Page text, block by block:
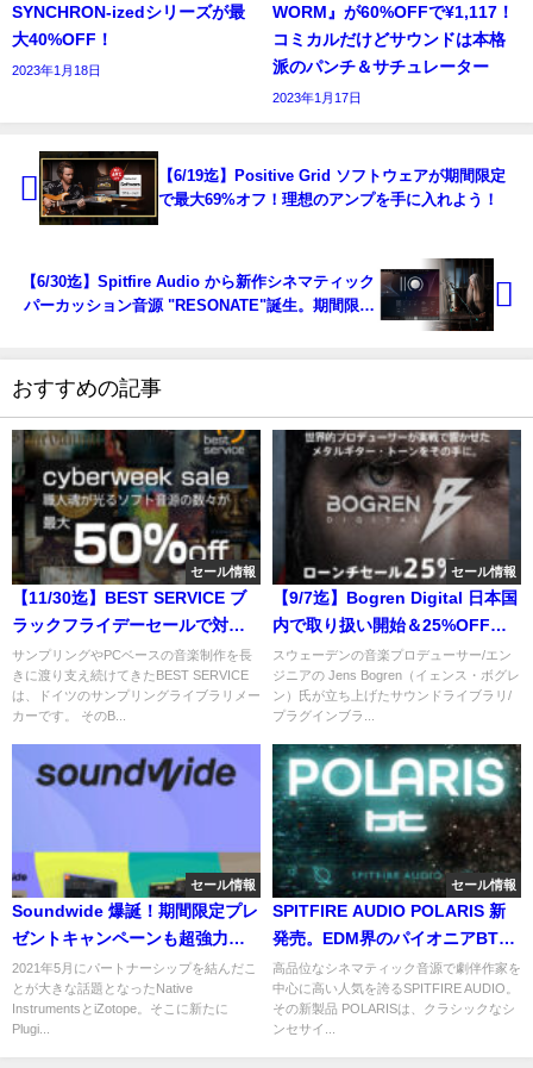
SYNCHRON-izedシリーズが最
大40%OFF！
2023年1月18日
WORM』が60%OFFで¥1,117！
コミカルだけどサウンドは本格
派のパンチ＆サチュレーター
2023年1月17日
【6/19迄】Positive Grid ソフトウェアが期間限定
で最大69%オフ！理想のアンプを手に入れよう！
【6/30迄】Spitfire Audio から新作シネマティック
パーカッション音源 "RESONATE"誕生。期間限定
おすすめの記事
セール情報
【11/30迄】BEST SERVICE ブ
ラックフライデーセールで対象
製品が最大50%OFF！
サンプリングやPCベースの音楽制作を長
きに渡り支え続けてきたBEST SERVICE
は、ドイツのサンプリングライブラリメー
カーです。 そのB...
セール情報
【9/7迄】Bogren Digital 日本国
内で取り扱い開始＆25%OFFセ
ール！モダンメタルのトップエ
ンジニアの耳で作ったプラグイ
ン/IRライブラリ！
スウェーデンの音楽プロデューサー/エン
ジニアの Jens Bogren（イェンス・ボグレ
ン）氏が立ち上げたサウンドライブラリ/
プラグインブラ...
セール情報
Soundwide 爆誕！期間限定プレ
ゼントキャンペーンも超強力！
Native Instruments、
iZotope、Plugin Alliance、
Brainworx、Sound Stacksが業
2021年5月にパートナーシップを結んだこ
とが大きな話題となったNative
InstrumentsとiZotope。そこに新たに
Plugi...
セール情報
SPITFIRE AUDIO POLARIS 新
発売。EDM界のパイオニアBTと
のコラボが実現したシンセティ
ックな弦楽オーケストラ音源
高品位なシネマティック音源で劇伴作家を
中心に高い人気を誇るSPITFIRE AUDIO。
その新製品 POLARISは、クラシックなシ
ンセサイ...